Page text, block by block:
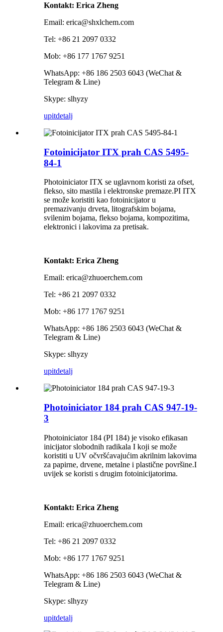
Kontakt: Erica Zheng
Email: erica@shxlchem.com
Tel: +86 21 2097 0332
Mob: +86 177 1767 9251
WhatsApp: +86 186 2503 6043 (WeChat &
Telegram & Line)
Skype: slhyzy
upitdetalj
Fotoinicijator ITX prah CAS 5495-
84-1
Photoiniciator ITX se uglavnom koristi za ofset,
flekso, sito mastila i elektronske premaze.PI ITX
se može koristiti kao fotoinicijator u
premazivanju drveta, litografskim bojama,
svilenim bojama, flekso bojama, kompozitima,
elektronici i lakovima za pretisak.
Kontakt: Erica Zheng
Email: erica@zhuoerchem.com
Tel: +86 21 2097 0332
Mob: +86 177 1767 9251
WhatsApp: +86 186 2503 6043 (WeChat &
Telegram & Line)
Skype: slhyzy
upitdetalj
Photoiniciator 184 prah CAS 947-19-
3
Photoiniciator 184 (PI 184) je visoko efikasan
inicijator slobodnih radikala I koji se može
koristiti u UV očvršćavajućim akrilnim lakovima
za papirne, drvene, metalne i plastične površine.I
uvijek se koristi s drugim fotoinicijatorima.
Kontakt: Erica Zheng
Email: erica@zhuoerchem.com
Tel: +86 21 2097 0332
Mob: +86 177 1767 9251
WhatsApp: +86 186 2503 6043 (WeChat &
Telegram & Line)
Skype: slhyzy
upitdetalj